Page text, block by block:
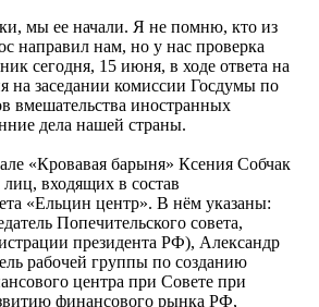
мы ее начали. Я не помню, кто из
направил нам, но у нас проверка
сегодня, 15 июня, в ходе ответа на
на заседании комиссии Госдумы по
вмешательства иностранных
дела нашей страны.
«Кровавая барыня» Ксения Собчак
входящих в состав
«Ельцин центр». В нём указаны:
Попечительского совета,
президента РФ), Александр
рабочей группы по созданию
центра при Совете при
финансового рынка РФ,